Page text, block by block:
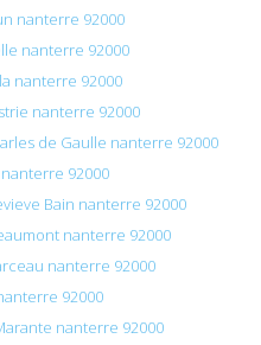
nanterre 92000
nanterre 92000
nanterre 92000
nanterre 92000
de Gaulle nanterre 92000
92000
Bain nanterre 92000
nanterre 92000
nanterre 92000
92000
nanterre 92000